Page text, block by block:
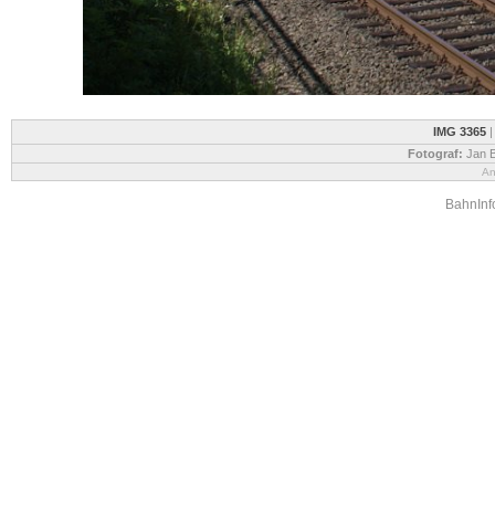
IMG 3365|
Fotograf: Jan